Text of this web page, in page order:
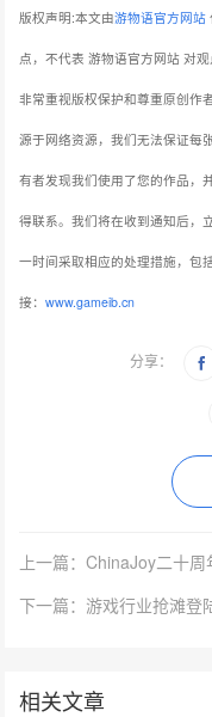
版权声明:本文由游物语官方网站
点，不代表 游物语官方网站 对
非常重视版权保护和尊重原创作
源于网络资源，我们无法保证每
有者发现我们使用了您的作品，
得联系。我们将在收到通知后，
一时间采取相应的处理措施，包
接：www.gameib.cn
分享：
上一篇：ChinaJoy二十
相关文章